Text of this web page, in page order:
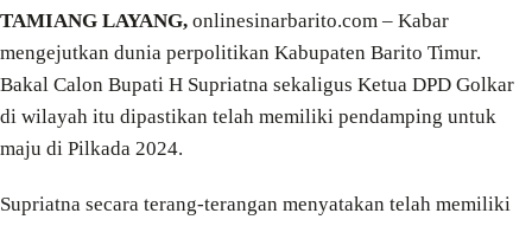
TAMIANG LAYANG, onlinesinarbarito.com – Kabar
mengejutkan dunia perpolitikan Kabupaten Barito Timur.
Bakal Calon Bupati H Supriatna sekaligus Ketua DPD Golkar
di wilayah itu dipastikan telah memiliki pendamping untuk
maju di Pilkada 2024.
Supriatna secara terang-terangan menyatakan telah memiliki